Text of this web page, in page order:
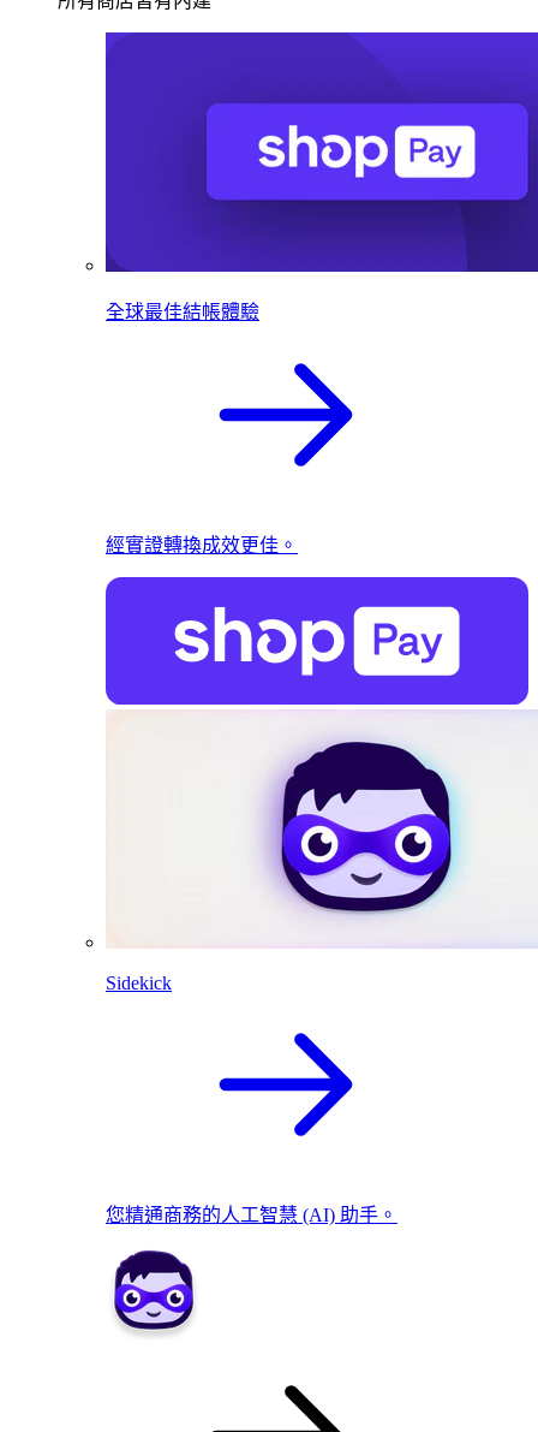
全球最佳結帳體驗
經實證轉換成效更佳。
Sidekick
您精通商務的人工智慧 (AI) 助手。